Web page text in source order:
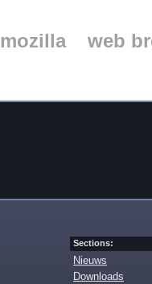
mozilla
web
Sections:
Nieuws
Downloads